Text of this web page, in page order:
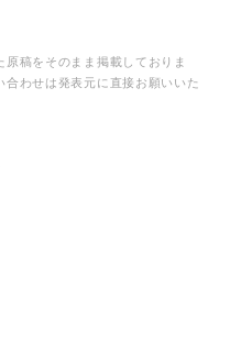
稿をそのまま掲載しておりま
わせは発表元に直接お願いいた